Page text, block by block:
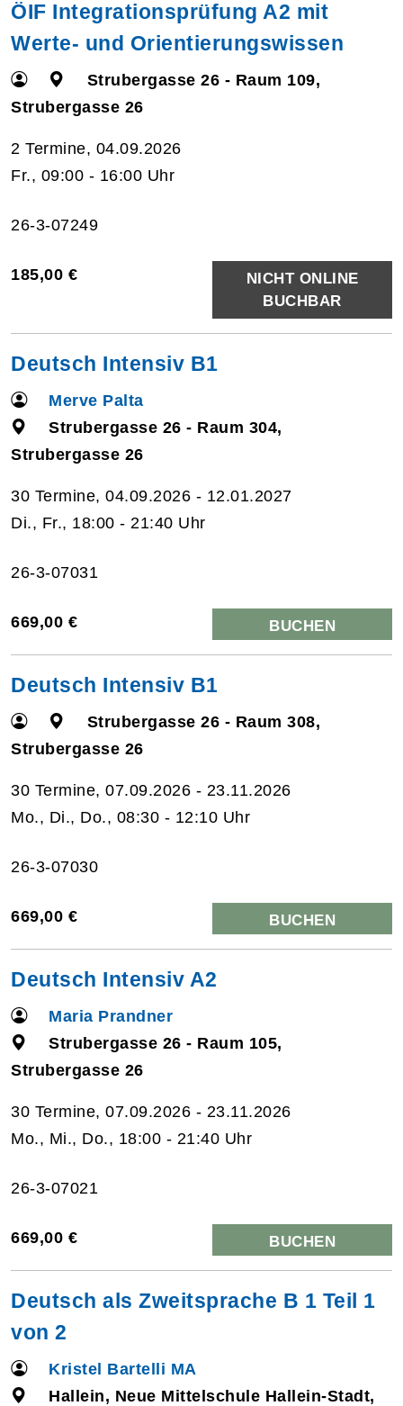
ÖIF Integrationsprüfung A2 mit
Werte- und Orientierungswissen
Strubergasse 26 - Raum 109,
Strubergasse 26
2 Termine, 04.09.2026
Fr., 09:00 - 16:00 Uhr
26-3-07249
185,00 €
NICHT ONLINE
BUCHBAR
Deutsch Intensiv B1
Merve Palta
Strubergasse 26 - Raum 304,
Strubergasse 26
30 Termine, 04.09.2026 - 12.01.2027
Di., Fr., 18:00 - 21:40 Uhr
26-3-07031
669,00 € BUCHEN
Deutsch Intensiv B1
Strubergasse 26 - Raum 308,
Strubergasse 26
30 Termine, 07.09.2026 - 23.11.2026
Mo., Di., Do., 08:30 - 12:10 Uhr
26-3-07030
669,00 € BUCHEN
Deutsch Intensiv A2
Maria Prandner
Strubergasse 26 - Raum 105,
Strubergasse 26
30 Termine, 07.09.2026 - 23.11.2026
Mo., Mi., Do., 18:00 - 21:40 Uhr
26-3-07021
669,00 € BUCHEN
Deutsch als Zweitsprache B 1 Teil 1
von 2
Kristel Bartelli MA
Hallein, Neue Mittelschule Hallein-Stadt,